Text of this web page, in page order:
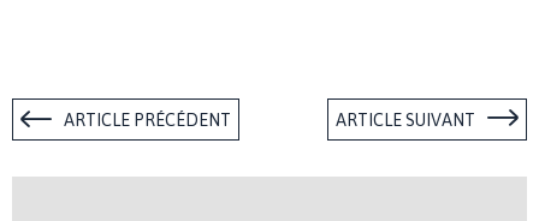
ARTICLE PRÉCÉDENT ARTICLE SUIVANT